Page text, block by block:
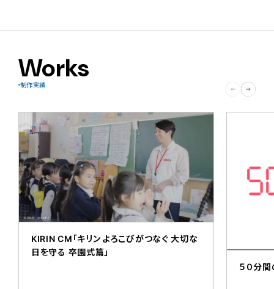
Works
制作実績
KIRIN CM「キリン よろこびがつなぐ 大切な
日を守る 卒園式篇」
５０分